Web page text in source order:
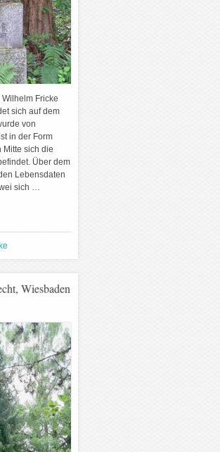
Fricke
sich auf dem
von
in der Form
Mitte sich die
Über dem
Lebensdaten
sich …
Wiesbaden